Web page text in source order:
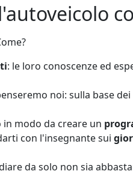
: le loro conoscenze ed
noi: sulla base
modo da creare un
con l'insegnante sui
da solo non sia